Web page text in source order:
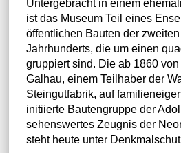
Untergebracht in einem
ist das Museum Teil eines
öffentlichen Bauten der
Jahrhunderts, die um einen
gruppiert sind. Die ab 1860
Galhau, einem Teilhaber der
Steingutfabrik, auf
initiierte Bautengruppe der
sehenswertes Zeugnis der
steht heute unter